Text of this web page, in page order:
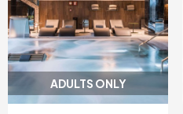
ADULTS ONLY